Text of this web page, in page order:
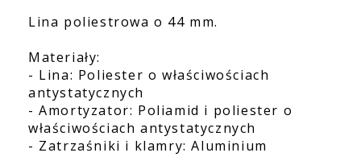
Lina poliestrowa o 44 mm.
Materiały:
- Lina: Poliester o właściwościach
antystatycznych
- Amortyzator: Poliamid i poliester o
właściwościach antystatycznych
- Zatrzaśniki i klamry: Aluminium